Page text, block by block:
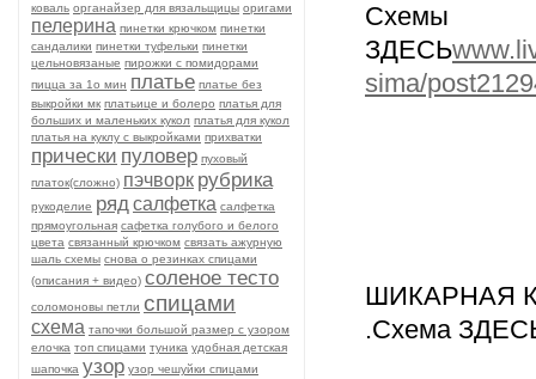
коваль органайзер для вязальщицы оригами
пелерина пинетки крючком пинетки
сандалики пинетки туфельки пинетки
цельновязаные пирожки с помидорами
пицца за 1о мин платье платье без
выкройки мк платьице и болеро платья для
больших и маленьких кукол платья для кукол
платья на куклу с выкройками прихватки
прически пуловер пуховый
платок(сложно) пэчворк рубрика
рукоделие рядсалфетка салфетка
прямоугольная сафетка голубого и белого
цвета связанный крючком связать ажурную
шаль схемы снова о резинках спицами
(описания + видео) соленое тесто
соломоновы петли спицами
схема тапочки большой размер с узором
елочка топ спицами туника удобная детская
шапочка узор узор чешуйки спицами
Схемы
ЗДЕСЬ
sima/
ШИКАРНАЯ
.Схема